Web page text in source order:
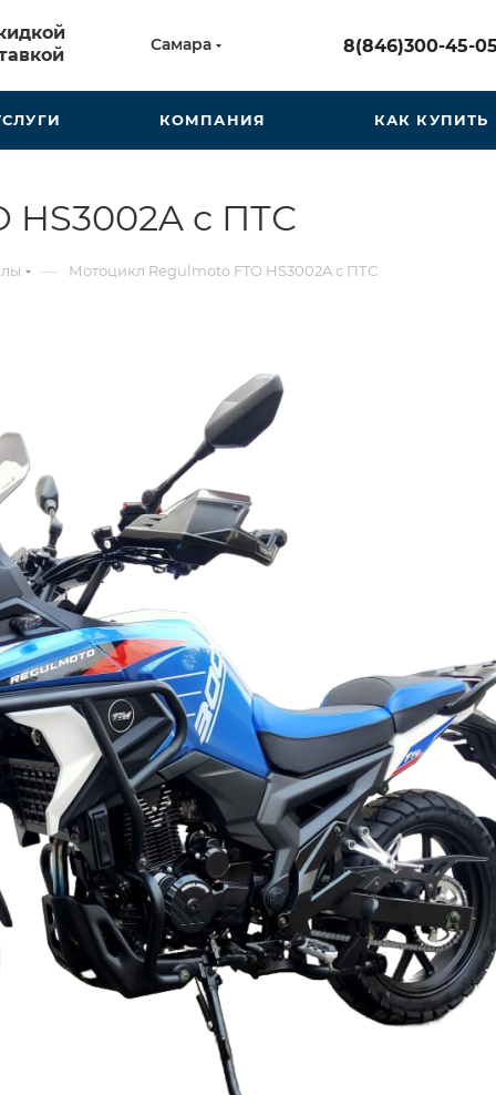
Самара 8(846)300-45-
КОМПАНИЯ КАК КУПИТЬ
HS3002A с ПТС
— Мотоцикл Regulmoto FTO HS3002A с ПТС